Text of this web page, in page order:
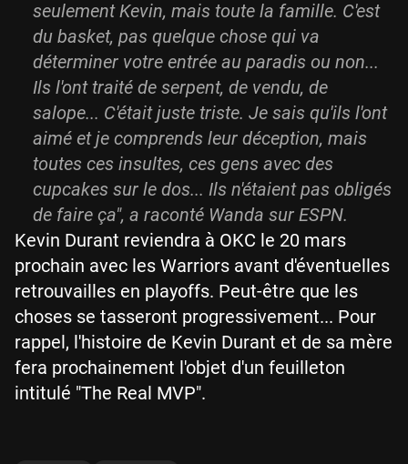
seulement Kevin, mais toute la famille. C'est
du basket, pas quelque chose qui va
déterminer votre entrée au paradis ou non...
Ils l'ont traité de serpent, de vendu, de
salope... C'était juste triste. Je sais qu'ils l'ont
aimé et je comprends leur déception, mais
toutes ces insultes, ces gens avec des
cupcakes sur le dos... Ils n'étaient pas obligés
de faire ça", a raconté Wanda sur ESPN.
Kevin Durant reviendra à OKC le 20 mars
prochain avec les Warriors avant d'éventuelles
retrouvailles en playoffs. Peut-être que les
choses se tasseront progressivement... Pour
rappel, l'histoire de Kevin Durant et de sa mère
fera prochainement l'objet d'un feuilleton
intitulé "The Real MVP".